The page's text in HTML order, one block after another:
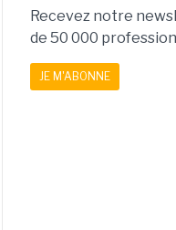
Recevez notre
de 50 000
JE M'ABONNE